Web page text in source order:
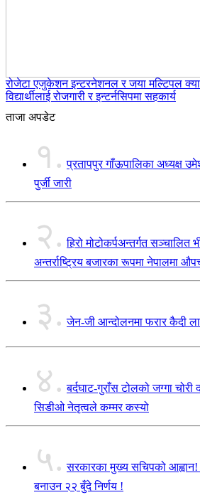
रोजेटा एजुकेशन इन्टरनेशनल र जया मल्टिपल
विद्यार्थीलाई रोजगारी र इन्टर्नसिपमा सहकार्य
ताजा अपडेट
१. प्रतापपुर गाँऊपालिका अध्यक्ष
पुर्जी जारी
२. हिरो मोटोकर्पअन्तर्गत
अन्तर्राष्ट्रिय बजारका रूपमा नेपालमा
३. जेन-जी आन्दोलनमा फरार कैदी
४. बर्दघाट-गुराँस टोलको जग्गा चोरी
सिडीओ नेतृत्वले कम्मर कस्यो
५. सरकारका मुख्य सचिपको आह्वान!
बनाउन २२ बुँदे निर्णय !